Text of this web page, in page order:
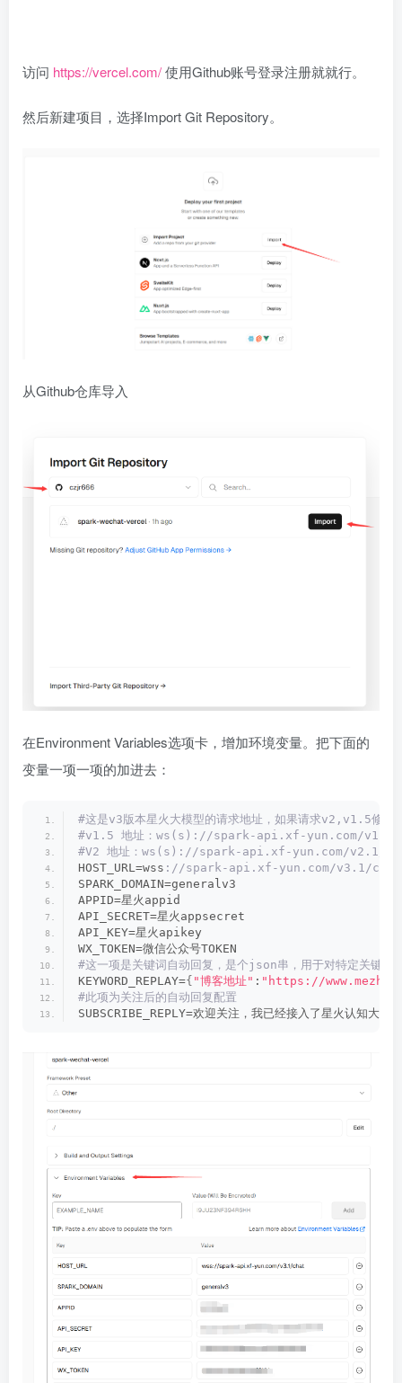
访问 https://vercel.com/使用Github账号登录注册就就行。
然后新建项目，选择Import Git Repository。
从Github仓库导入
在Environment Variables选项卡，增加环境变量。把下面的
变量一项一项的加进去：
#这是v3版本星火大模型的请求地址，如果请求v2,v1.5修改
#v1.5 地址：ws(s)://spark-api.xf-yun.com/v1.1/
#V2 地址：ws(s)://spark-api.xf-yun.com/v2.1/
HOST_URL=wss ://spark-api.xf-yun.com/v3.1/chat
SPARK_DOMAIN=generalv3
APPID=星火appid
API_SECRET=星火appsecret
API_KEY=星火apikey
WX_TOKEN=微信公众号TOKEN
#这一项是关键词自动回复，是个json串，用于对特定关键词
KEYWORD_REPLAY={ "博客地址" : "https://
#此项为关注后的自动回复配置
SUBSCRIBE_REPLY=欢迎关注，我已经接入了星火认知大